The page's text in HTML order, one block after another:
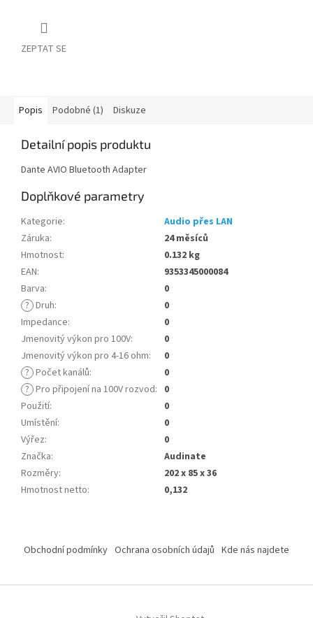
ZEPTAT SE
Popis Podobné (1) Diskuze
Detailní popis produktu
Dante AVIO Bluetooth Adapter
Doplňkové parametry
Kategorie:
Audio přes LAN
Záruka:
24 měsíců
Hmotnost:
0.132 kg
EAN:
9353345000084
Barva:
0
? Druh:
0
Impedance:
0
Jmenovitý výkon pro 100V:
0
Jmenovitý výkon pro 4-16 ohm:
0
? Počet kanálů:
0
? Pro připojení na 100V rozvod: 0
Použití:
0
Umístění:
0
Výřez:
0
Značka:
Audinate
Rozměry:
202 x 85 x 36
Hmotnost netto: 0,132
Obchodní podmínky Ochrana osobních údajů Kde nás najdete